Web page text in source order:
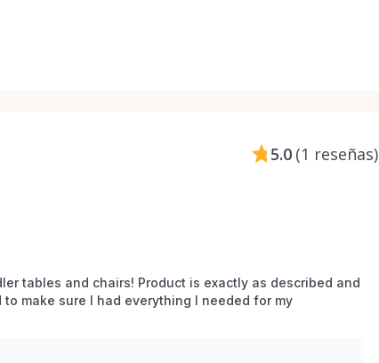
5.0 (1 reseñas)
tables and chairs! Product is exactly as described and
make sure I had everything I needed for my